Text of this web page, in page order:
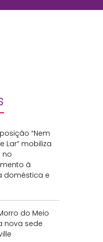
“Nem
Lar” mobiliza
no
à
doméstica e
do Meio
nova sede